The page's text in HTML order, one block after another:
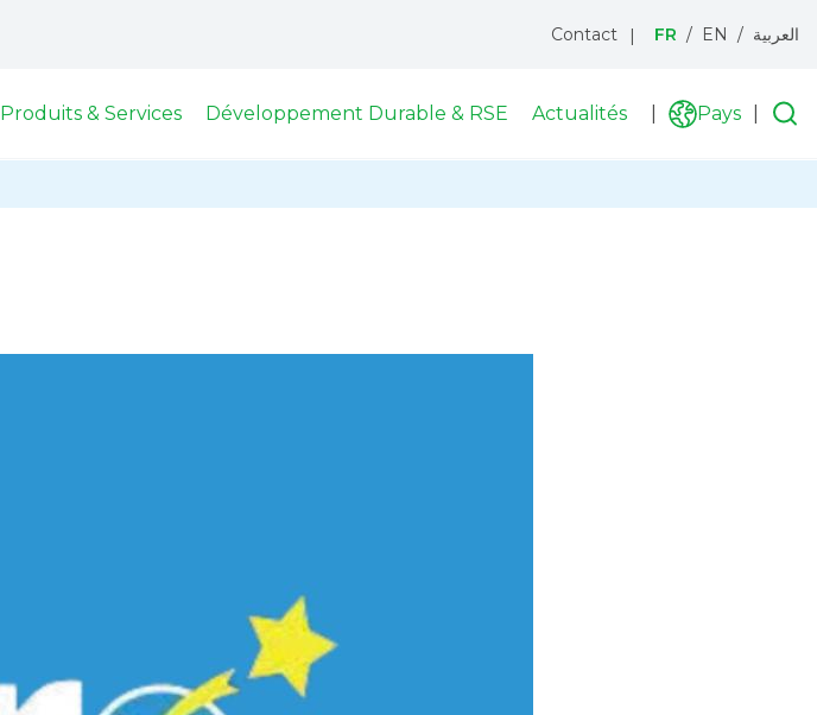
Menu
topbar
Contact FR EN العربية
Produits & Services Développement Durable & RSE Actualités
des
Pays
Recherche